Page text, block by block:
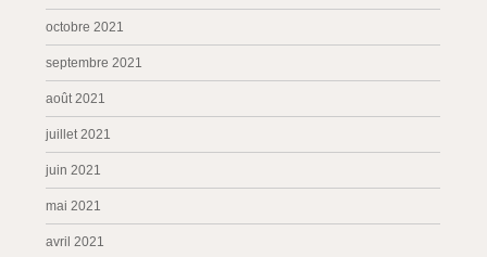
octobre 2021
septembre 2021
août 2021
juillet 2021
juin 2021
mai 2021
avril 2021